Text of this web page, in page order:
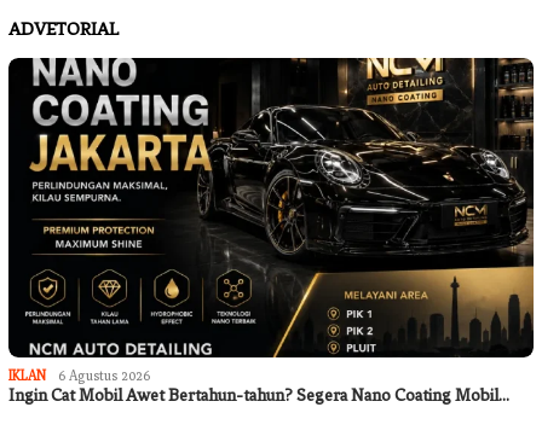
ADVETORIAL
IKLAN 6 Agustus 2026
Ingin Cat Mobil Awet Bertahun-tahun? Segera Nano Coating Mobil…